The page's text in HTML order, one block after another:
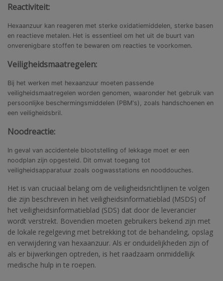
Reactiviteit:
Hexaanzuur kan reageren met sterke oxidatiemiddelen, sterke basen
en reactieve metalen. Het is essentieel om het uit de buurt van
onverenigbare stoffen te bewaren om reacties te voorkomen.
Veiligheidsmaatregelen:
Bij het werken met hexaanzuur moeten passende
veiligheidsmaatregelen worden genomen, waaronder het gebruik van
persoonlijke beschermingsmiddelen (PBM's), zoals handschoenen en
een veiligheidsbril.
Noodreactie:
In geval van accidentele blootstelling of lekkage moet er een
noodplan zijn opgesteld. Dit omvat toegang tot
veiligheidsapparatuur zoals oogwasstations en nooddouches.
Het is van cruciaal belang om de veiligheidsrichtlijnen te volgen
die zijn beschreven in het veiligheidsinformatieblad (MSDS) of
het veiligheidsinformatieblad (SDS) dat door de leverancier
wordt verstrekt. Bovendien moeten gebruikers bekend zijn met
de lokale regelgeving met betrekking tot de behandeling, opslag
en verwijdering van hexaanzuur. Als er onduidelijkheden zijn of
als er bijwerkingen optreden, is het raadzaam onmiddellijk
medische hulp in te roepen.